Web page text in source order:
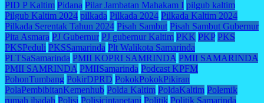
PID P Kaltim Pidana Pilar Jambatan Mahakam I pilgub kaltim
Pilgub Kaltim 2024 pilkada Pilkada 2024 Pilkada Kaltim 2024
Pilkada Serentak Tahun 2024 Pisah Sambut Pisah Sambut Gubernur
Pita Asmara PJ Gubernur PJ gubernur Kaltim PKK PKP PKS
PKSPeduli PKSSamarinda Plt Walikota Samarinda
PLTSaSamarinda PMII KOPRI SAMRINDA PMII SAMARINDA
PMII SAMRINDA PMIISamarinda Podcast KPFM
PohonTumbang PokirDPRD PokokPokokPikiran
PolaPembibitanKemenhub Polda Kaltim PoldaKaltim Polemik
rumah ibadah Polisi Polisicintapetani Politik Politik Samarinda